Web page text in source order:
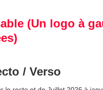
(Un logo à
/ Verso